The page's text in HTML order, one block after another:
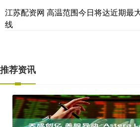
江苏配资网 高温范围今日将达近期最
线
推荐资讯